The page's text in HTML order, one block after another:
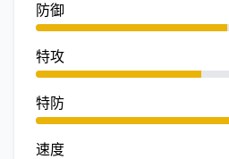
防御
特攻
特防
速度